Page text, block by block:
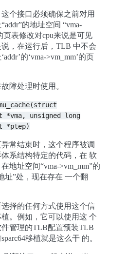
个接口必须确保之前对用
的地址空间 “vma-
页表修改对cpu来说是可见
，在运行后，TLB 中不会
的‘vma->vm_mm’的页
障处理时使用。
*vma, unsigned
long
*ptep)
常结束时，这个程序被调
系结构特定的代码，在 软
地址空间“vma->vm_mm”的
址”处，现在存在 一个翻
择的任何方式使用这个信
。例如，它可以使用这 个
管理的TLB配置预装TLB
移植就是这么干 的。